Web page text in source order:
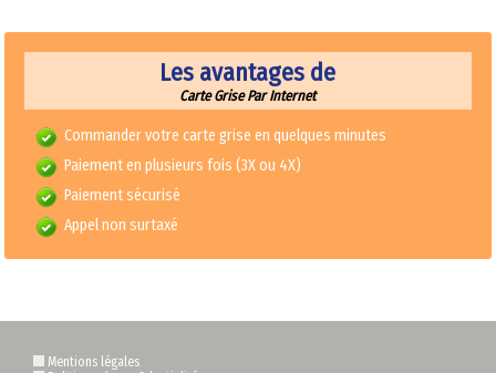
Les avantages de
Carte Grise Par Internet
Commander votre carte grise en quelques minutes
Paiement en plusieurs fois (3X ou 4X)
Paiement sécurisé
Appel non surtaxé
Mentions légales